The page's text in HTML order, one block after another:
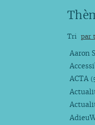
Tri par
Aaron
ACTA